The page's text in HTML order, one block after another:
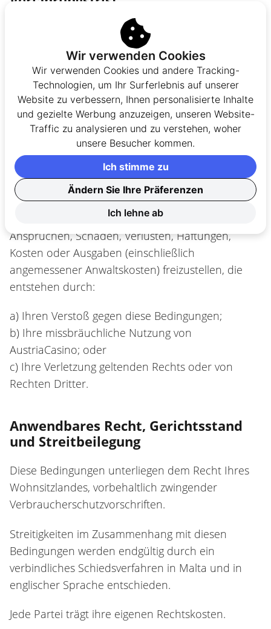
Soweit gesetzlich zulässig, müssen Ansprüche oder
Klagen im Zusammenhang mit diesen
Bedingungen oder AustriaCasino innerhalb eines
(1) Jahres ab Entstehung des Anspruchs erhoben
werden; andernfalls sind sie dauerhaft
ausgeschlossen.
Freistellung
Sie verpflichten sich uns, unsere verbundene
Unternehmen sowie unsere Führungskräfte,
Mitarbeitende und Vertreter von sämtlichen
Ansprüchen, Schäden, Verlusten, Haftungen,
Kosten oder Ausgaben (einschließlich
angemessener Anwaltskosten) freizustellen, die
entstehen durch:
a) Ihren Verstoß gegen diese Bedingungen;
b) Ihre missbräuchliche Nutzung von
AustriaCasino; oder
c) Ihre Verletzung geltenden Rechts oder von
Rechten Dritter.
Anwendbares Recht, Gerichtsstand
und Streitbeilegung
Diese Bedingungen unterliegen dem Recht Ihres
Wohnsitzlandes, vorbehaltlich zwingender
Verbraucherschutzvorschriften.
Streitigkeiten im Zusammenhang mit diesen
Bedingungen werden endgültig durch ein
verbindliches Schiedsverfahren in Malta und in
englischer Sprache entschieden.
Jede Partei trägt ihre eigenen Rechtskosten.
Wir verwenden Cookies
Wir verwenden Cookies und andere Tracking-
Technologien, um Ihr Surferlebnis auf unserer
Website zu verbessern, Ihnen personalisierte Inhalte
und gezielte Werbung anzuzeigen, unseren Website-
Traffic zu analysieren und zu verstehen, woher
unsere Besucher kommen.
Ändern Sie Ihre Präferenzen
Ich lehne ab
Ich stimme zu